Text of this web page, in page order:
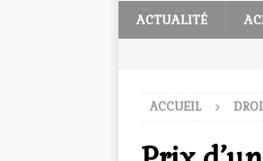
ACTUALITÉ
ACCUEIL